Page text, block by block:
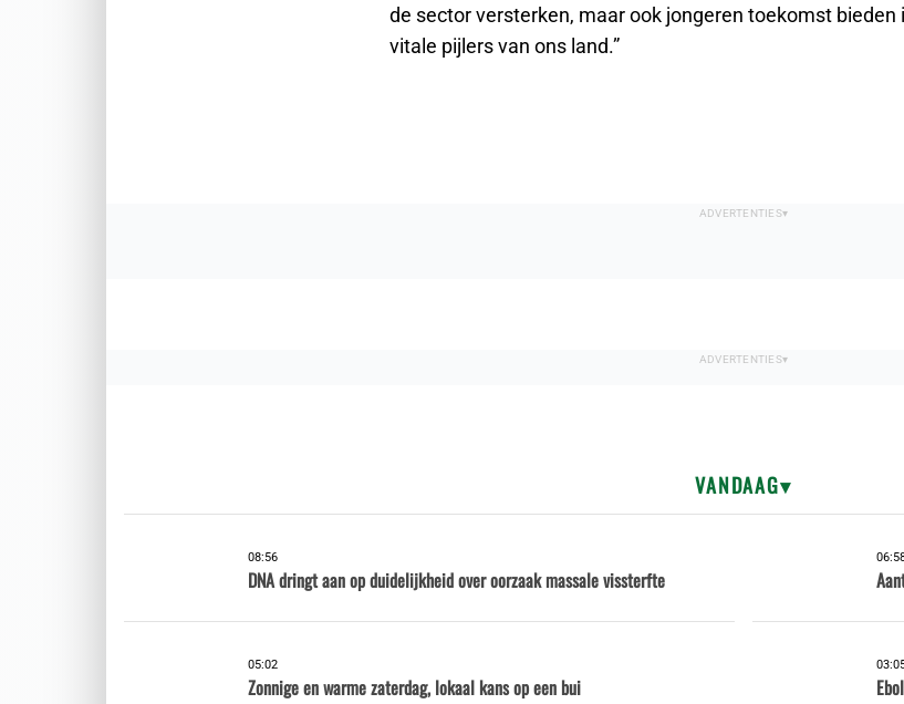
de sector versterken, maar ook jongeren toekomst bieden
vitale pijlers van ons land.”
VANDAAG
08:56
DNA dringt aan op duidelijkheid over oorzaak massale vissterfte
05:02
Zonnige en warme zaterdag, lokaal kans op een bui